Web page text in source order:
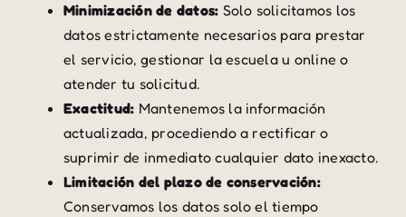
Minimización de datos: Solo solicitamos los
datos estrictamente necesarios para prestar
el servicio, gestionar la escuela u online o
atender tu solicitud.
Exactitud: Mantenemos la información
actualizada, procediendo a rectificar o
suprimir de inmediato cualquier dato inexacto.
Limitación del plazo de conservación:
Conservamos los datos solo el tiempo